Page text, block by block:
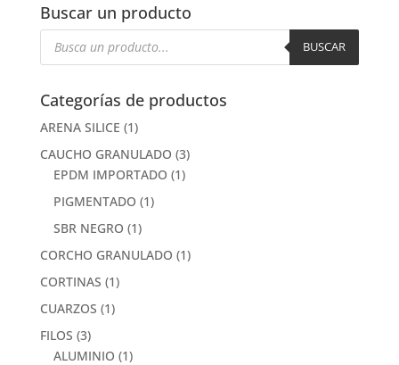
Buscar un producto
Búsqueda
BUSCAR
Categorías de productos
ARENA SILICE (1)
CAUCHO GRANULADO (3)
EPDM IMPORTADO (1)
PIGMENTADO (1)
SBR NEGRO (1)
CORCHO GRANULADO (1)
CORTINAS (1)
CUARZOS (1)
FILOS (3)
ALUMINIO (1)